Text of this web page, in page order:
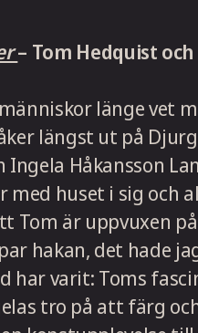
– Tom Hedquist
länge vet
längst ut på
Ingela Håkansson
huset i sig och
Tom är uppvuxen
hakan, det hade
har varit: Toms
tro på att färg